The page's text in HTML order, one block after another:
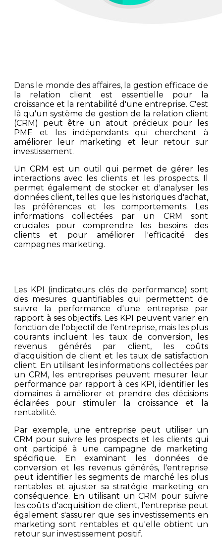
Dans le monde des affaires, la gestion efficace de
la relation client est essentielle pour la
croissance et la rentabilité d'une entreprise. C'est
là qu'un système de gestion de la relation client
(CRM) peut être un atout précieux pour les
PME et les indépendants qui cherchent à
améliorer leur marketing et leur retour sur
investissement.
Un CRM est un outil qui permet de gérer les
interactions avec les clients et les prospects. Il
permet également de stocker et d'analyser les
données client, telles que les historiques d'achat,
les préférences et les comportements. Les
informations collectées par un CRM sont
cruciales pour comprendre les besoins des
clients et pour améliorer l'efficacité des
campagnes marketing.
Les KPI (indicateurs clés de performance) sont
des mesures quantifiables qui permettent de
suivre la performance d'une entreprise par
rapport à ses objectifs. Les KPI peuvent varier en
fonction de l'objectif de l'entreprise, mais les plus
courants incluent les taux de conversion, les
revenus générés par client, les coûts
d'acquisition de client et les taux de satisfaction
client. En utilisant les informations collectées par
un CRM, les entreprises peuvent mesurer leur
performance par rapport à ces KPI, identifier les
domaines à améliorer et prendre des décisions
éclairées pour stimuler la croissance et la
rentabilité.
Par exemple, une entreprise peut utiliser un
CRM pour suivre les prospects et les clients qui
ont participé à une campagne de marketing
spécifique. En examinant les données de
conversion et les revenus générés, l'entreprise
peut identifier les segments de marché les plus
rentables et ajuster sa stratégie marketing en
conséquence. En utilisant un CRM pour suivre
les coûts d'acquisition de client, l'entreprise peut
également s'assurer que ses investissements en
marketing sont rentables et qu'elle obtient un
retour sur investissement positif.